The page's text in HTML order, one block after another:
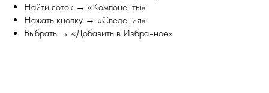
Найти лоток → «Компоненты»
Нажать кнопку → «Сведения»
Выбрать → «Добавить в Избранное»